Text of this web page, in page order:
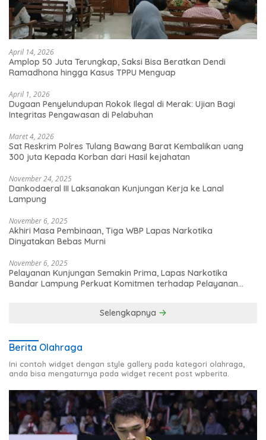
April 14, 2026
Amplop 50 Juta Terungkap, Saksi Bisa Beratkan Dendi
Ramadhona hingga Kasus TPPU Menguap
April 1, 2026
Dugaan Penyelundupan Rokok Ilegal di Merak: Ujian Bagi
Integritas Pengawasan di Pelabuhan
Maret 4, 2026
Sat Reskrim Polres Tulang Bawang Barat Kembalikan uang
300 juta Kepada Korban dari Hasil kejahatan
November 24, 2025
Dankodaeral III Laksanakan Kunjungan Kerja ke Lanal
Lampung
November 6, 2025
Akhiri Masa Pembinaan, Tiga WBP Lapas Narkotika
Dinyatakan Bebas Murni
November 6, 2025
Pelayanan Kunjungan Semakin Prima, Lapas Narkotika
Bandar Lampung Perkuat Komitmen terhadap Pelayanan
Selengkapnya
Berita Olahraga
Ini contoh widget dengan style gallery pada kategori olahraga,
anda bisa mengaturnya pada widget recent post wpberita.